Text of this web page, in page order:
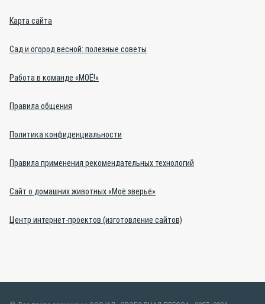
Карта сайта
Сад и огород весной: полезные советы
Работа в команде «МОЁ!»
Правила общения
Политика конфиденциальности
Правила применения рекомендательных технологий
Сайт о домашних животных «Моё зверьё»
Центр интернет-проектов (изготовление сайтов)